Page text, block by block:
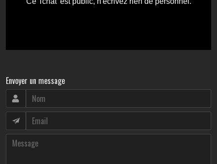
Envoyer un message